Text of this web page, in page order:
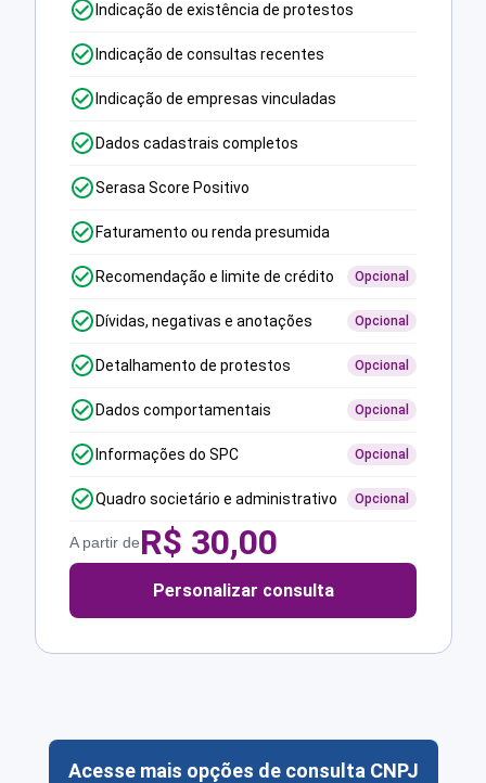
Indicação de existência de protestos
Indicação de consultas recentes
Indicação de empresas vinculadas
Dados cadastrais completos
Serasa Score Positivo
Faturamento ou renda presumida
Recomendação e limite de crédito Opcional
Dívidas, negativas e anotações Opcional
Detalhamento de protestos Opcional
Dados comportamentais Opcional
Informações do SPC Opcional
Quadro societário e administrativo Opcional
A partir deR$ 30,00
Personalizar consulta
Acesse mais opções de consulta CNPJ